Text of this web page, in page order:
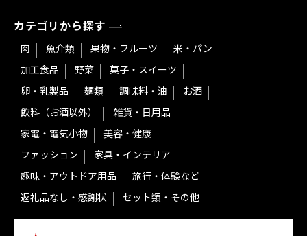
カテゴリから探す
肉 魚介類 果物・フルーツ
米・パン
加工食品
野菜
菓子・スイーツ
卵・乳製品
麺類 調味料・油
お酒
飲料（お酒以外）
雑貨・日用品
家電・電気小物
美容・健康
ファッション
家具・インテリア
趣味・アウトドア用品
旅行・体験など
返礼品なし・感謝状
セット類・その他